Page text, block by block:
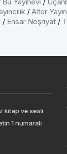
/ Alter
/ Ensar Neşriyat /
kitap ve sesli
1 numaralı